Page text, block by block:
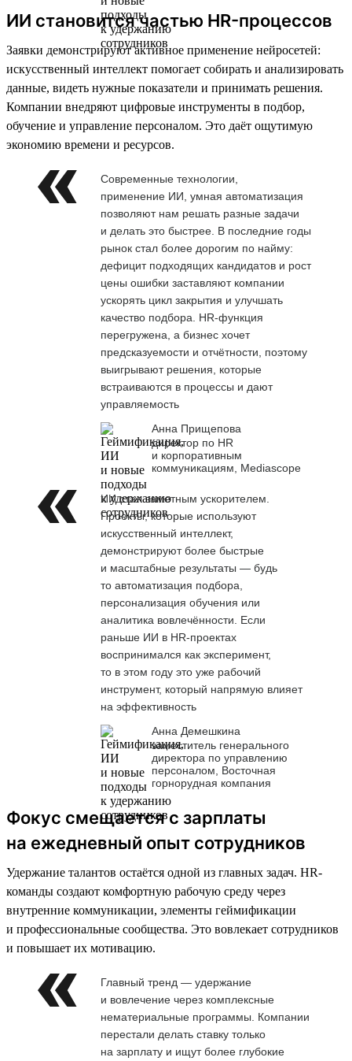
ИИ становится частью HR-процессов
Заявки демонстрируют активное применение нейросетей:
искусственный интеллект помогает собирать и анализировать
данные, видеть нужные показатели и принимать решения.
Компании внедряют цифровые инструменты в подбор,
обучение и управление персоналом. Это даёт ощутимую
экономию времени и ресурсов.
Современные технологии,
применение ИИ, умная автоматизация
позволяют нам решать разные задачи
и делать это быстрее. В последние годы
рынок стал более дорогим по найму:
дефицит подходящих кандидатов и рост
цены ошибки заставляют компании
ускорять цикл закрытия и улучшать
качество подбора. HR-функция
перегружена, а бизнес хочет
предсказуемости и отчётности, поэтому
выигрывают решения, которые
встраиваются в процессы и дают
управляемость
Анна Прищепова
директор по HR
и корпоративным
коммуникациям, Mediascope
ИИ стал заметным ускорителем.
Проекты, которые используют
искусственный интеллект,
демонстрируют более быстрые
и масштабные результаты — будь
то автоматизация подбора,
персонализация обучения или
аналитика вовлечённости. Если
раньше ИИ в HR-проектах
воспринимался как эксперимент,
то в этом году это уже рабочий
инструмент, который напрямую влияет
на эффективность
Анна Демешкина
заместитель генерального
директора по управлению
персоналом, Восточная
горнорудная компания
Фокус смещается с зарплаты
на ежедневный опыт сотрудников
Удержание талантов остаётся одной из главных задач. HR-
команды создают комфортную рабочую среду через
внутренние коммуникации, элементы геймификации
и профессиональные сообщества. Это вовлекает сотрудников
и повышает их мотивацию.
Главный тренд — удержание
и вовлечение через комплексные
нематериальные программы. Компании
перестали делать ставку только
на зарплату и ищут более глубокие